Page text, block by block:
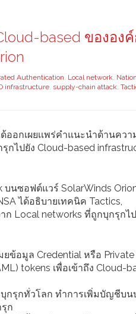
based ขององ
Authentication, Local network,
infrastructure, supply-chain attack,
อกเผยเเพร่คำแนะนำด้านควา
กไปยัง Cloud-based
บนซอฟต์แวร์ SolarWinds
ได้อธิบายเทคนิค Tactics,
ก Local networks ที่ถูกบุกรุกไ
ข้อมูล Credential หรือ Private
tokens เพื่อเข้าถึง Cloud-
กรุกทั่วโลก ทำการเพิ่มบัญชีบน
ก